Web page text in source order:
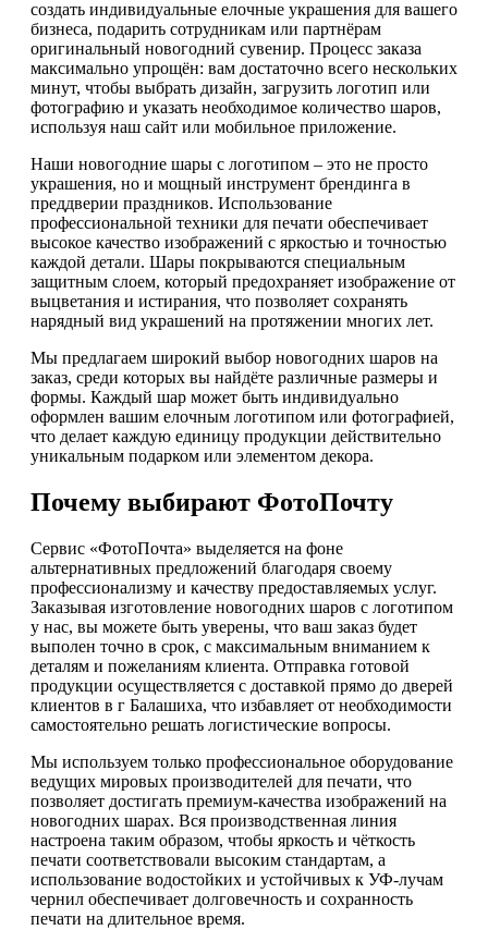
создать индивидуальные елочные украшения для вашего
бизнеса, подарить сотрудникам или партнёрам
оригинальный новогодний сувенир. Процесс заказа
максимально упрощён: вам достаточно всего нескольких
минут, чтобы выбрать дизайн, загрузить логотип или
фотографию и указать необходимое количество шаров,
используя наш сайт или мобильное приложение.
Наши новогодние шары с логотипом – это не просто
украшения, но и мощный инструмент брендинга в
преддверии праздников. Использование
профессиональной техники для печати обеспечивает
высокое качество изображений с яркостью и точностью
каждой детали. Шары покрываются специальным
защитным слоем, который предохраняет изображение от
выцветания и истирания, что позволяет сохранять
нарядный вид украшений на протяжении многих лет.
Мы предлагаем широкий выбор новогодних шаров на
заказ, среди которых вы найдёте различные размеры и
формы. Каждый шар может быть индивидуально
оформлен вашим елочным логотипом или фотографией,
что делает каждую единицу продукции действительно
уникальным подарком или элементом декора.
Почему выбирают ФотоПочту
Сервис «ФотоПочта» выделяется на фоне
альтернативных предложений благодаря своему
профессионализму и качеству предоставляемых услуг.
Заказывая изготовление новогодних шаров с логотипом
у нас, вы можете быть уверены, что ваш заказ будет
выполен точно в срок, с максимальным вниманием к
деталям и пожеланиям клиента. Отправка готовой
продукции осуществляется с доставкой прямо до дверей
клиентов в г Балашиха, что избавляет от необходимости
самостоятельно решать логистические вопросы.
Мы используем только профессиональное оборудование
ведущих мировых производителей для печати, что
позволяет достигать премиум-качества изображений на
новогодних шарах. Вся производственная линия
настроена таким образом, чтобы яркость и чёткость
печати соответствовали высоким стандартам, а
использование водостойких и устойчивых к УФ-лучам
чернил обеспечивает долговечность и сохранность
печати на длительное время.